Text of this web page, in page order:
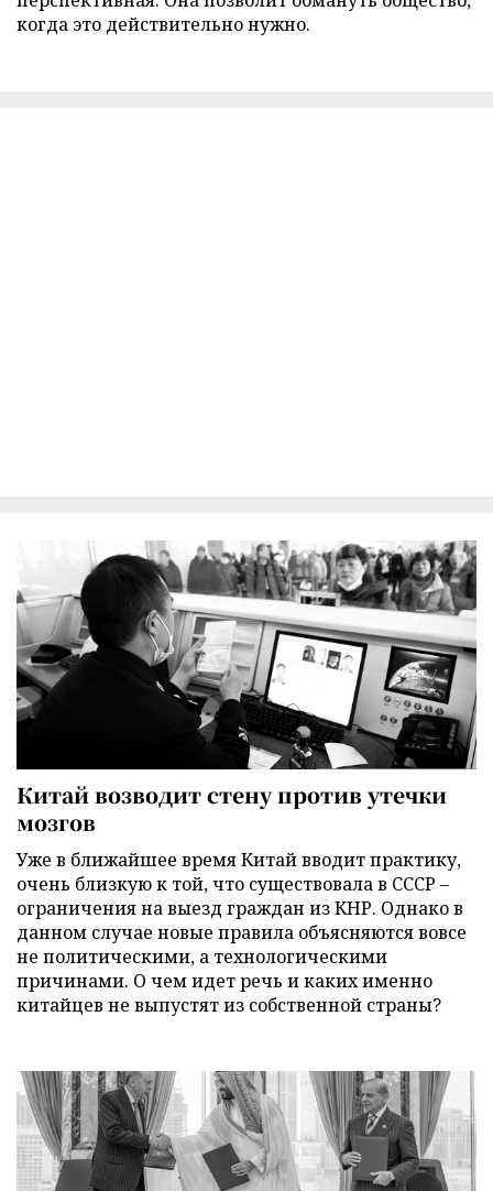
когда это действительно нужно.
Китай возводит стену против утечки
мозгов
Уже в ближайшее время Китай вводит практику,
очень близкую к той, что существовала в СССР –
ограничения на выезд граждан из КНР. Однако в
данном случае новые правила объясняются вовсе
не политическими, а технологическими
причинами. О чем идет речь и каких именно
китайцев не выпустят из собственной страны?